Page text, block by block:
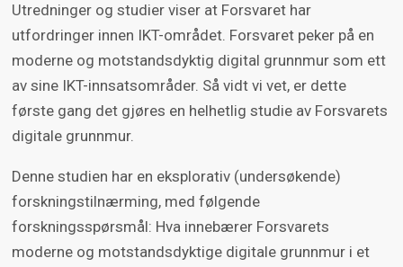
Utredninger og studier viser at Forsvaret har
utfordringer innen IKT-området. Forsvaret peker på en
moderne og motstandsdyktig digital grunnmur som ett
av sine IKT-innsatsområder. Så vidt vi vet, er dette
første gang det gjøres en helhetlig studie av Forsvarets
digitale grunnmur.
Denne studien har en eksplorativ (undersøkende)
forskningstilnærming, med følgende
forskningsspørsmål: Hva innebærer Forsvarets
moderne og motstandsdyktige digitale grunnmur i et